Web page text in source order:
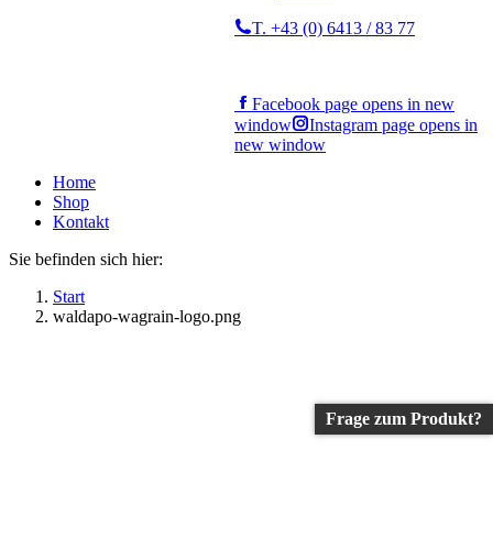
T. +43 (0) 6413 / 83 77
Facebook page opens in new
window
Instagram page opens in
new window
Home
Shop
Kontakt
Sie befinden sich hier:
Start
waldapo-wagrain-logo.png
Frage zum Produkt?